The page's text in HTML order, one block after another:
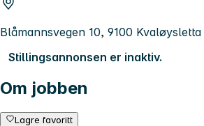
Blåmannsvegen 10, 9100 Kvaløysletta
Stillingsannonsen er inaktiv.
Om jobben
Lagre favoritt